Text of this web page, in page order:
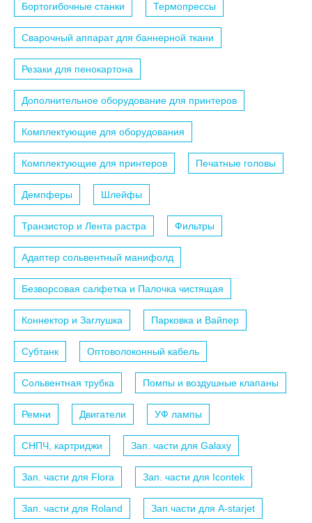
Бортогибочные станки Термопрессы
Сварочный аппарат для баннерной ткани
Резаки для пенокартона
Дополнительное оборудование для принтеров
Комплектующие для оборудования
Комплектующие для принтеров Печатные головы
Демпферы Шлейфы
Транзистор и Лента растра Фильтры
Адаптер сольвентный манифолд
Безворсовая салфетка и Палочка чистящая
Коннектор и Заглушка Парковка и Вайпер
Субтанк Оптоволоконный кабель
Сольвентная трубка Помпы и воздушные клапаны
Ремни Двигатели УФ лампы
СНПЧ, картриджи Зап. части для Galaxy
Зап. части для Flora Зап. части для Icontek
Зап. части для Roland Зап.части для A-starjet